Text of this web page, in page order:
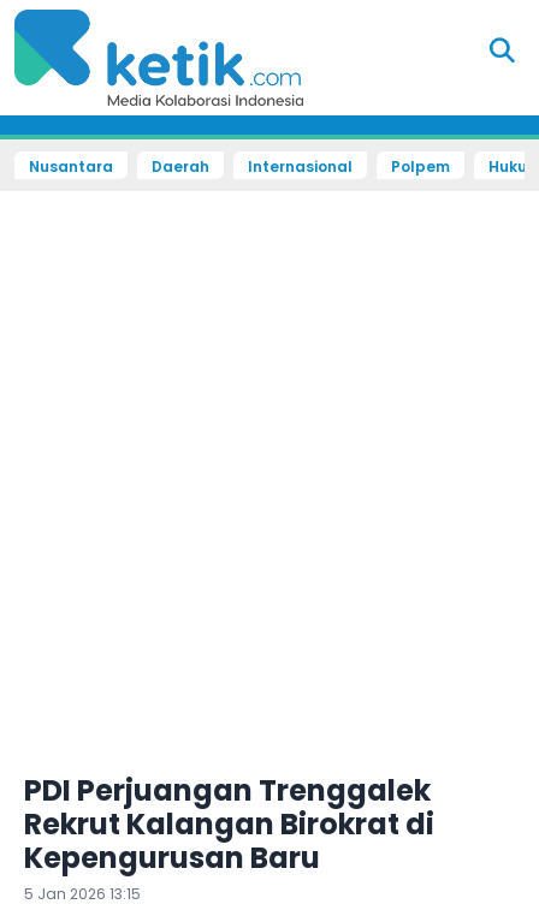
Nusantara Daerah Internasional Polpem
PDI Perjuangan Trenggalek
Rekrut Kalangan Birokrat di
Kepengurusan Baru
5 Jan 2026 13:15